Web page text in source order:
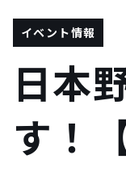
イベント情報
日本
す！